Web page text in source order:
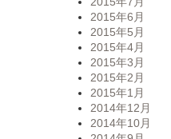
2015年6月
2015年5月
2015年4月
2015年3月
2015年2月
2015年1月
2014年12月
2014年10月